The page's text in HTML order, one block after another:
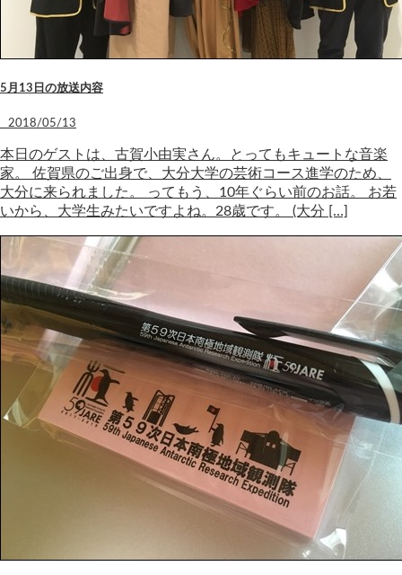
5月13日の放送内容
2018/05/13
本日のゲストは、古賀小由実さん。とってもキュートな音楽
家。 佐賀県のご出身で、大分大学の芸術コース進学のため、
大分に来られました。 ってもう、10年ぐらい前のお話。 お若
いから、大学生みたいですよね。28歳です。 (大分 […]